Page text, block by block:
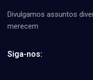
Divulgamos assuntos
merecem
Siga-nos: